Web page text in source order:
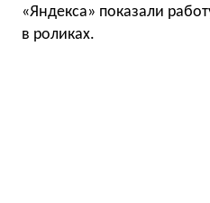
«Яндекса» показали
в роликах.